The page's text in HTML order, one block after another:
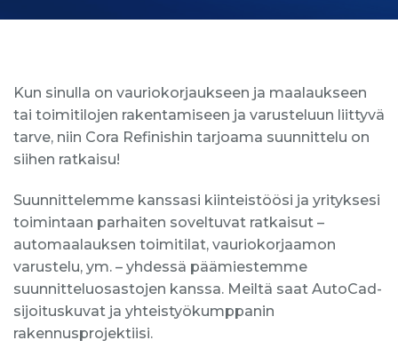
Kun sinulla on vauriokorjaukseen ja maalaukseen
tai toimitilojen rakentamiseen ja varusteluun liittyvä
tarve, niin Cora Refinishin tarjoama suunnittelu on
siihen ratkaisu!
Suunnittelemme kanssasi kiinteistöösi ja yrityksesi
toimintaan parhaiten soveltuvat ratkaisut –
automaalauksen toimitilat, vauriokorjaamon
varustelu, ym. – yhdessä päämiestemme
suunnitteluosastojen kanssa. Meiltä saat AutoCad-
sijoituskuvat ja yhteistyökumppanin
rakennusprojektiisi.